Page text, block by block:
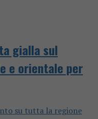
gialla sul
e orientale per
su tutta la regione